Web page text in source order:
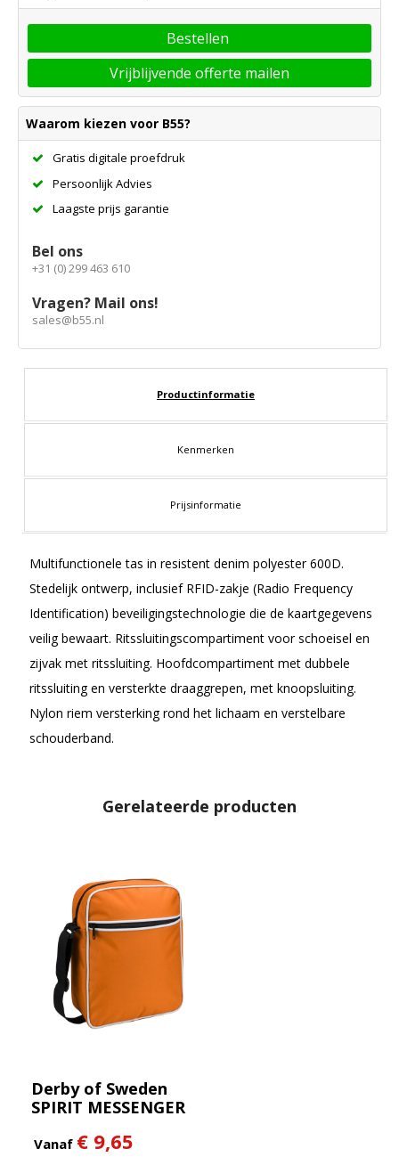
Bestellen
Vrijblijvende offerte mailen
Waarom kiezen voor B55?
Gratis digitale proefdruk
Persoonlijk Advies
Laagste prijs garantie
Bel ons
+31 (0) 299 463 610
Vragen? Mail ons!
sales@b55.nl
Productinformatie
Kenmerken
Prijsinformatie
Multifunctionele tas in resistent denim polyester 600D.
Stedelijk ontwerp, inclusief RFID-zakje (Radio Frequency
Identification) beveiligingstechnologie die de kaartgegevens
veilig bewaart. Ritssluitingscompartiment voor schoeisel en
zijvak met ritssluiting. Hoofdcompartiment met dubbele
ritssluiting en versterkte draaggrepen, met knoopsluiting.
Nylon riem versterking rond het lichaam en verstelbare
schouderband.
Gerelateerde producten
Derby of Sweden
SPIRIT MESSENGER
Vanaf € 9,65